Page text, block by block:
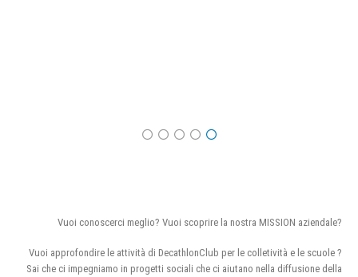
Vuoi conoscerci meglio? Vuoi scoprire la nostra MISSION aziendale?
Vuoi approfondire le attività di DecathlonClub per le colletività e le scuole ?
Sai che ci impegniamo in progetti sociali che ci aiutano nella diffusione della